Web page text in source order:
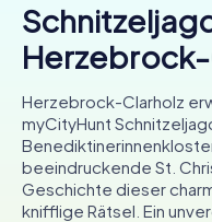
Städte
Teamevent
Tickets
Herzebrock-Clarholz
myCityHunt
beeindruckende St.
Geschichte dieser
knifflige Rätsel. Ein